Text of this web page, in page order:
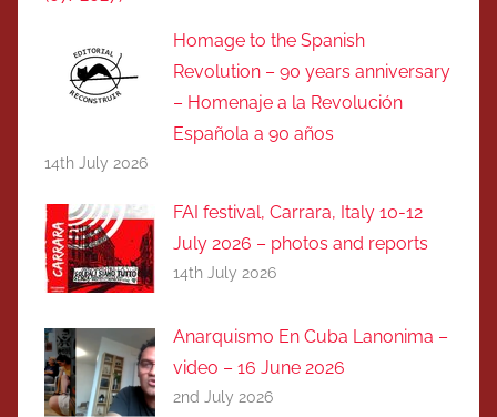
Homage to the Spanish
Revolution – 90 years anniversary
– Homenaje a la Revolución
Española a 90 años
14th July 2026
FAI festival, Carrara, Italy 10-12
July 2026 – photos and reports
14th July 2026
Anarquismo En Cuba Lanonima –
video – 16 June 2026
2nd July 2026